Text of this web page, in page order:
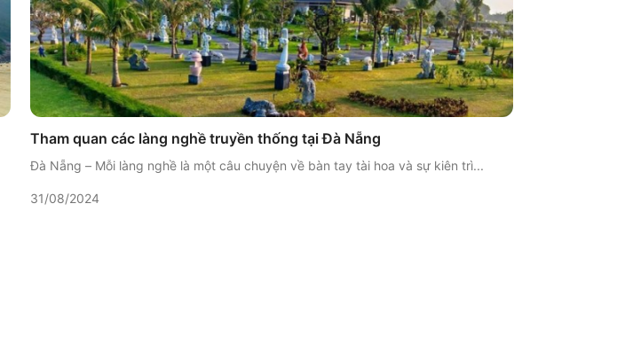
Tham quan các làng nghề truyền thống tại Đà Nẵng
Đà Nẵng – Mỗi làng nghề là một câu chuyện về bàn tay tài hoa và sự kiên trì...
31/08/2024